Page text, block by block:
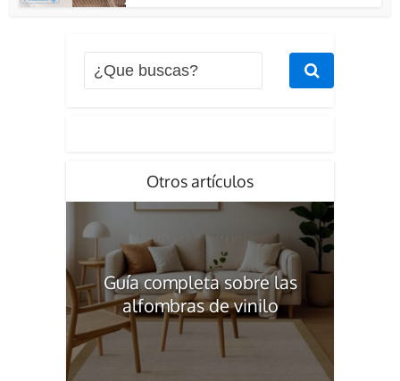
Otros artículos
Guía completa sobre las
alfombras de vinilo